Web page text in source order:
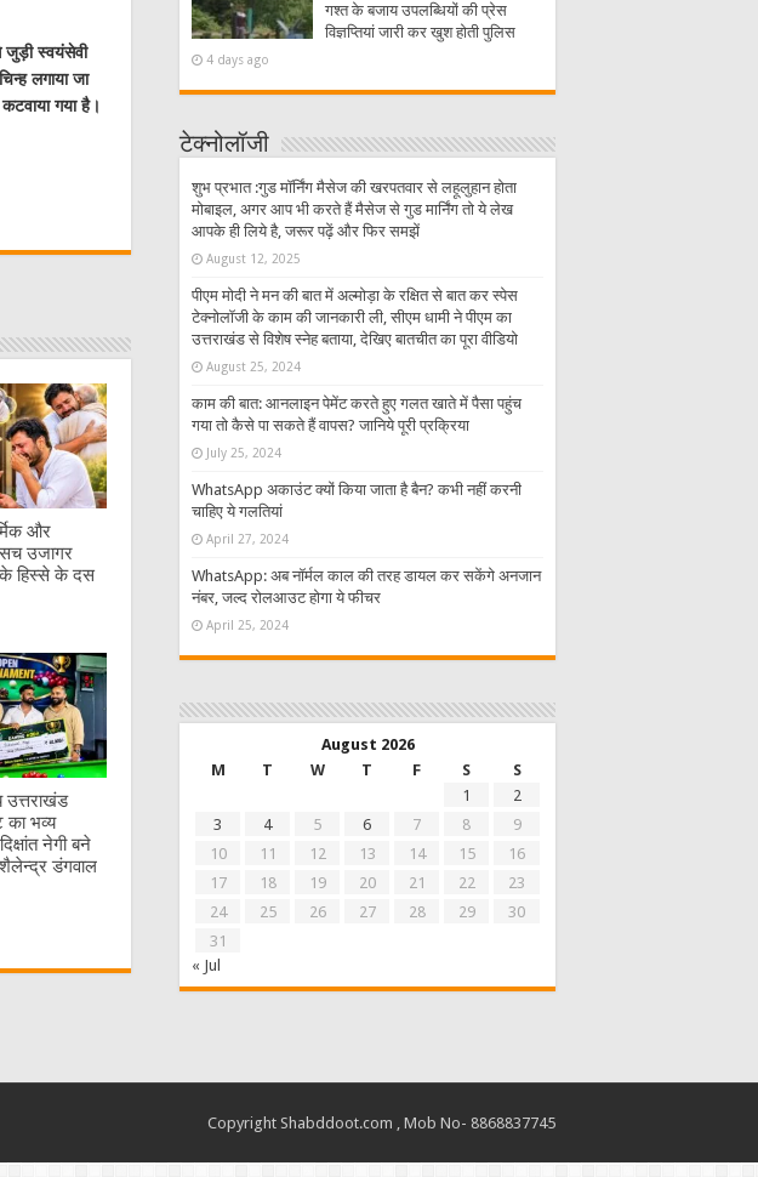
जुड़ी स्वयंसेवी
लगाया जा
गया है।
और
सच उजागर
के हिस्से के दस
उत्तराखंड
का भव्य
नेगी बने
डंगवाल
गश्त के बजाय उपलब्धियों की प्रेस
विज्ञप्तियां जारी कर खुश होती पुलिस
4 days ago
टेक्नोलॉजी
शुभ प्रभात :गुड मॉर्निंग मैसेज की खरपतवार से लहूलुहान होता
मोबाइल, अगर आप भी करते हैं मैसेज से गुड मार्निंग तो ये लेख
आपके ही लिये है, जरूर पढ़ें और फिर समझें
August 12, 2025
पीएम मोदी ने मन की बात में अल्मोड़ा के रक्षित से बात कर स्पेस
टेक्नोलॉजी के काम की जानकारी ली, सीएम धामी ने पीएम का
उत्तराखंड से विशेष स्नेह बताया, देखिए बातचीत का पूरा वीडियो
August 25, 2024
काम की बात: आनलाइन पेमेंट करते हुए गलत खाते में पैसा पहुंच
गया तो कैसे पा सकते हैं वापस? जानिये पूरी प्रक्रिया
July 25, 2024
WhatsApp अकाउंट क्यों किया जाता है बैन? कभी नहीं करनी
चाहिए ये गलतियां
April 27, 2024
WhatsApp: अब नॉर्मल काल की तरह डायल कर सकेंगे अनजान
नंबर, जल्द रोलआउट होगा ये फीचर
April 25, 2024
August 2026
M
T W T F S
S
1
2
3
4 5 6 7 8
9
10
11 12 13 14 15
16
17
18 19 20 21 22
23
24
25 26 27 28 29
30
31
« Jul
Copyright Shabddoot.com , Mob No- 8868837745